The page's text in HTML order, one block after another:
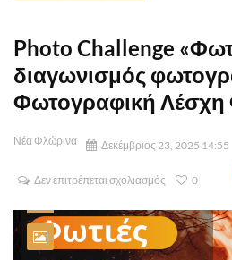
Photo Challenge
διαγωνισμός
Φωτογραφική Λέσχη
Νέα Φλώρινα Δεκέμβριος 23, 2025 14:55
Δεν επιτρέπεται σχολιασμός 0